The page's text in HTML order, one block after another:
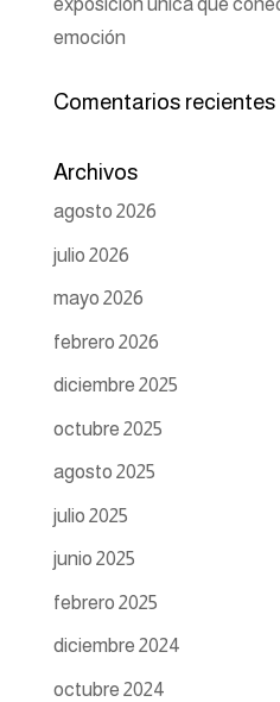
emoción
Comentarios recientes
Archivos
agosto 2026
julio 2026
mayo 2026
febrero 2026
diciembre 2025
octubre 2025
agosto 2025
julio 2025
junio 2025
febrero 2025
diciembre 2024
octubre 2024